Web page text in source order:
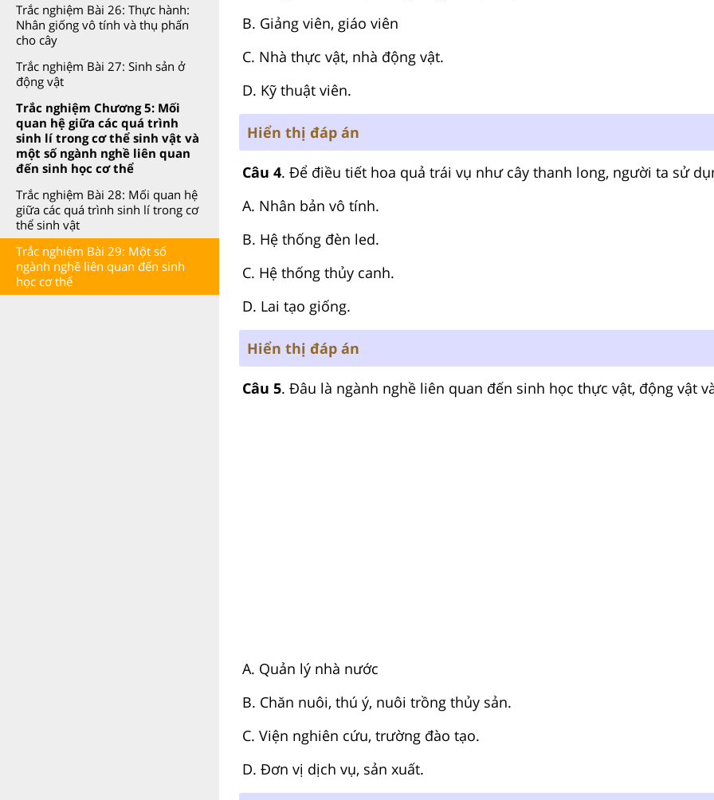
Trắc nghiệm Bài 26: Thực hành:
Nhân giống vô tính và thụ phấn
cho cây
Trắc nghiệm Bài 27: Sinh sản ở
động vật
Trắc nghiệm Chương 5: Mối
quan hệ giữa các quá trình
sinh lí trong cơ thể sinh vật và
một số ngành nghề liên quan
đến sinh học cơ thể
Trắc nghiệm Bài 28: Mối quan hệ
giữa các quá trình sinh lí trong cơ
thể sinh vật
Trắc nghiệm Bài 29: Một số
ngành nghề liên quan đến sinh
học cơ thể
B. Giảng viên, giáo viên
C. Nhà thực vật, nhà động vật.
D. Kỹ thuật viên.
Hiển thị đáp án
Câu 4. Để điều tiết hoa quả trái vụ như cây thanh long, người ta sử
A. Nhân bản vô tính.
B. Hệ thống đèn led.
C. Hệ thống thủy canh.
D. Lai tạo giống.
Hiển thị đáp án
Câu 5. Đâu là ngành nghề liên quan đến sinh học thực vật, động vật
A. Quản lý nhà nước
B. Chăn nuôi, thú ý, nuôi trồng thủy sản.
C. Viện nghiên cứu, trường đào tạo.
D. Đơn vị dịch vụ, sản xuất.